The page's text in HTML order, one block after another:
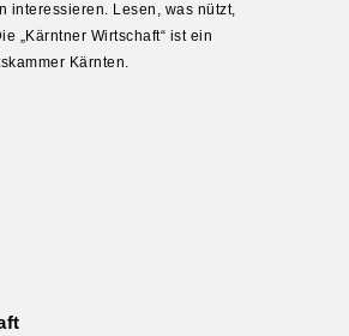
inter­es­sieren. Lesen, was nützt,
„Kärntner Wirtschaft“ ist ein
Kärnten.